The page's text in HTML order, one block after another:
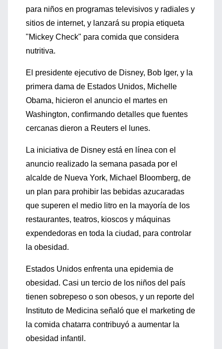
para niños en programas televisivos y radiales y
sitios de internet, y lanzará su propia etiqueta
"Mickey Check" para comida que considera
nutritiva.
El presidente ejecutivo de Disney, Bob Iger, y la
primera dama de Estados Unidos, Michelle
Obama, hicieron el anuncio el martes en
Washington, confirmando detalles que fuentes
cercanas dieron a Reuters el lunes.
La iniciativa de Disney está en línea con el
anuncio realizado la semana pasada por el
alcalde de Nueva York, Michael Bloomberg, de
un plan para prohibir las bebidas azucaradas
que superen el medio litro en la mayoría de los
restaurantes, teatros, kioscos y máquinas
expendedoras en toda la ciudad, para controlar
la obesidad.
Estados Unidos enfrenta una epidemia de
obesidad. Casi un tercio de los niños del país
tienen sobrepeso o son obesos, y un reporte del
Instituto de Medicina señaló que el marketing de
la comida chatarra contribuyó a aumentar la
obesidad infantil.